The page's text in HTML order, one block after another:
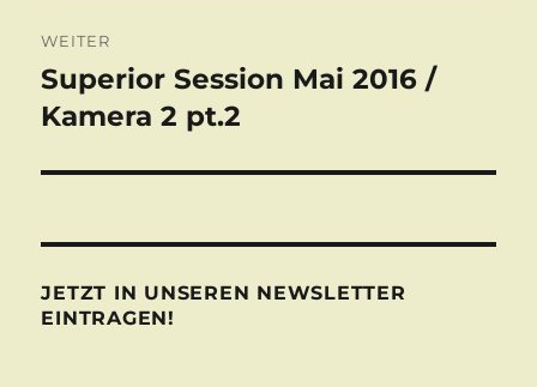
WEITER
Nächster
Beitrag:
Superior Session Mai 2016 /
Kamera 2 pt.2
JETZT IN UNSEREN NEWSLETTER
EINTRAGEN!